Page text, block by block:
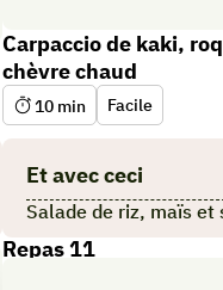
Carpaccio de kaki,
chèvre chaud
10 min Facile
Et avec ceci
Salade de riz, maïs et
Repas 11